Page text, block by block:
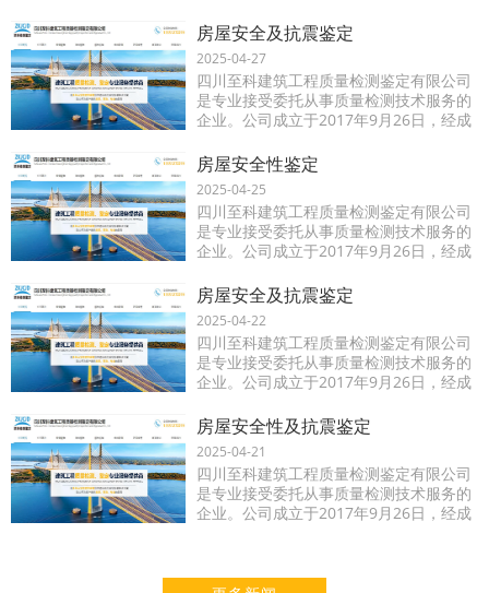
指已建成可以验收的和已投入使用的非生
产性的居住建筑和公共建
房屋安全及抗震鉴定
2025-04-27
四川至科建筑工程质量检测鉴定有限公司
是专业接受委托从事质量检测技术服务的
企业。公司成立于2017年9月26日，经成
记注册的独立企业法人（统一社会信用代
码：91510
房屋安全性鉴定
2025-04-25
四川至科建筑工程质量检测鉴定有限公司
是专业接受委托从事质量检测技术服务的
企业。公司成立于2017年9月26日，经成
记注册的独立企业法人（统一社会信用代
码：91510
房屋安全及抗震鉴定
2025-04-22
四川至科建筑工程质量检测鉴定有限公司
是专业接受委托从事质量检测技术服务的
企业。公司成立于2017年9月26日，经成
记注册的独立企业法人（统一社会信用代
码：91510
房屋安全性及抗震鉴定
2025-04-21
四川至科建筑工程质量检测鉴定有限公司
是专业接受委托从事质量检测技术服务的
企业。公司成立于2017年9月26日，经成